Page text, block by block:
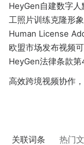
HeyGen自建数字
工照片训练克隆形
Human License
欧盟市场发布视频
HeyGen法律条款第
高效跨境视频协作
关联词条 热门